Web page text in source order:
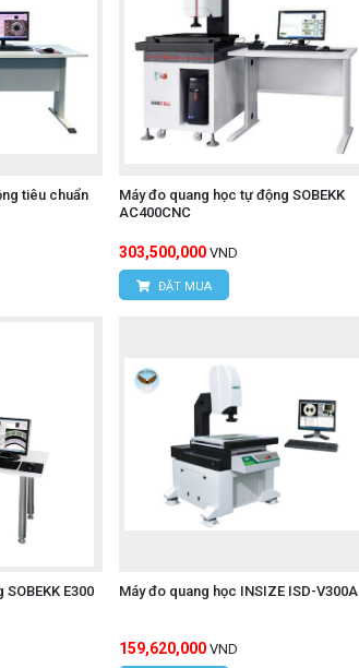
tiêu chuẩn
Máy đo quang học tự động SOBEKK
AC400CNC
303,500,000 VND
ĐẶT MUA
E300 Máy đo quang học INSIZE ISD-V300A
159,620,000 VND